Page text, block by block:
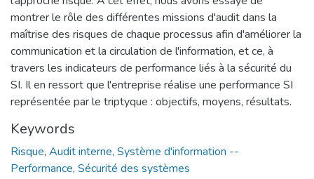
montrer le rôle des différentes missions d'audit dans la
maîtrise des risques de chaque processus afin d'améliorer la
communication et la circulation de l'information, et ce, à
travers les indicateurs de performance liés à la sécurité du
SI. Il en ressort que l'entreprise réalise une performance SI
représentée par le triptyque : objectifs, moyens, résultats.
Keywords
Risque, Audit interne, Système d'information --
Performance, Sécurité des systèmes